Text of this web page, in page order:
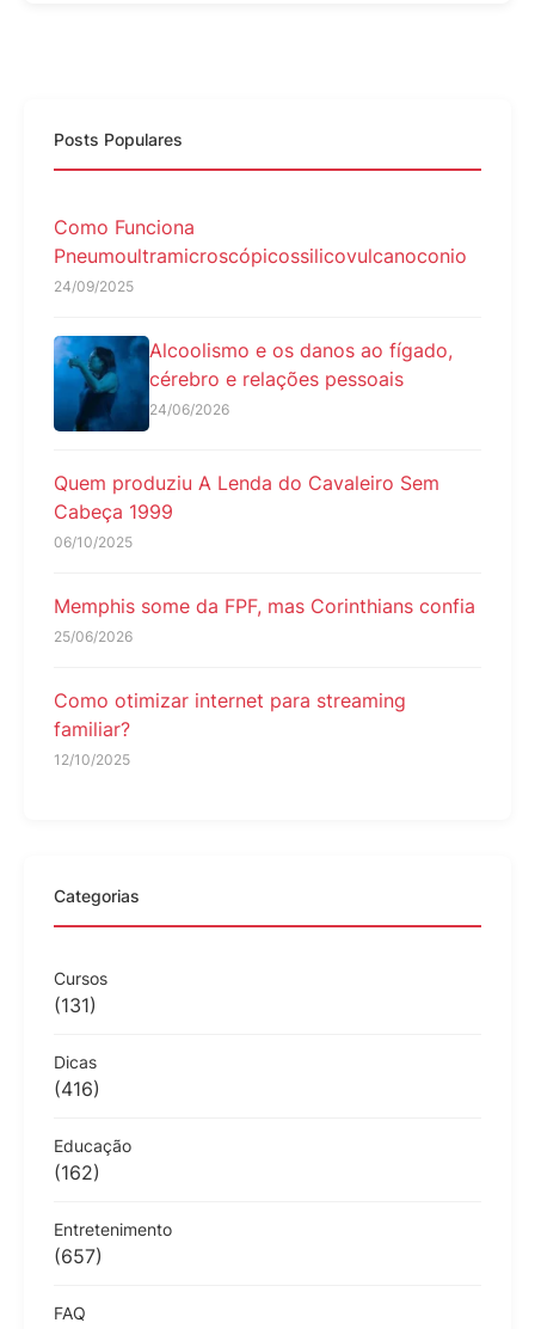
Posts Populares
Como Funciona
Pneumoultramicroscópicossilicovulcanoconio
24/09/2025
Alcoolismo e os danos ao fígado,
cérebro e relações pessoais
24/06/2026
Quem produziu A Lenda do Cavaleiro Sem
Cabeça 1999
06/10/2025
Memphis some da FPF, mas Corinthians confia
25/06/2026
Como otimizar internet para streaming
familiar?
12/10/2025
Categorias
Cursos
(131)
Dicas
(416)
Educação
(162)
Entretenimento
(657)
FAQ